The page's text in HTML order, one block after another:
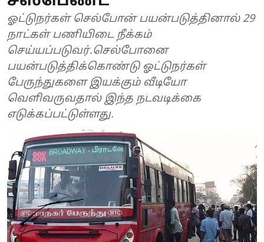
ஓட்டுநர்கள் செல்போன் பயன்படுத்தினால் 29
நாட்கள் பணியிடை நீக்கம்
செய்யப்படுவர்.செல்போனை
பயன்படுத்திக்கொண்டு ஓட்டுநர்கள்
பேருந்துகளை இயக்கும் வீடியோ
வெளிவருவதால் இந்த நடவடிக்கை
எடுக்கப்பட்டுள்ளது.